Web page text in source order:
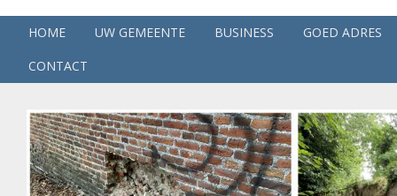
HOME UW GEMEENTE BUSINESS
GOED ADRES
CONTACT